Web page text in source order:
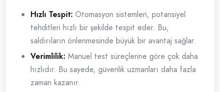
Hızlı Tespit: Otomasyon sistemleri, potansiyel
tehditleri hızlı bir şekilde tespit eder. Bu,
saldırıların önlenmesinde büyük bir avantaj sağlar.
Verimlilik: Manuel test süreçlerine göre çok daha
hızlıdır. Bu sayede, güvenlik uzmanları daha fazla
zaman kazanır.